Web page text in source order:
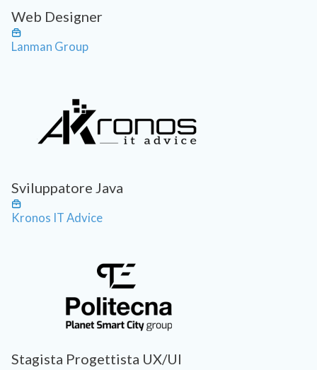
Web Designer
Lanman Group
Sviluppatore Java
Kronos IT Advice
Stagista Progettista UX/UI